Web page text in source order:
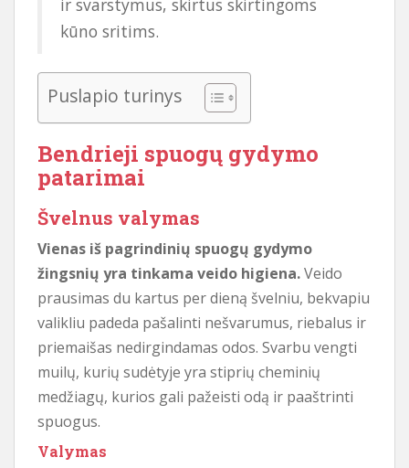
kūno sritims.
Puslapio turinys
Bendrieji spuogų gydymo
patarimai
Švelnus valymas
Vienas iš pagrindinių spuogų gydymo
žingsnių yra tinkama veido higiena.Veido
prausimas du kartus per dieną švelniu, bekvapiu
valikliu padeda pašalinti nešvarumus, riebalus ir
priemaišas nedirgindamas odos. Svarbu vengti
muilų, kurių sudėtyje yra stiprių cheminių
medžiagų, kurios gali pažeisti odą ir paaštrinti
spuogus.
Valymas